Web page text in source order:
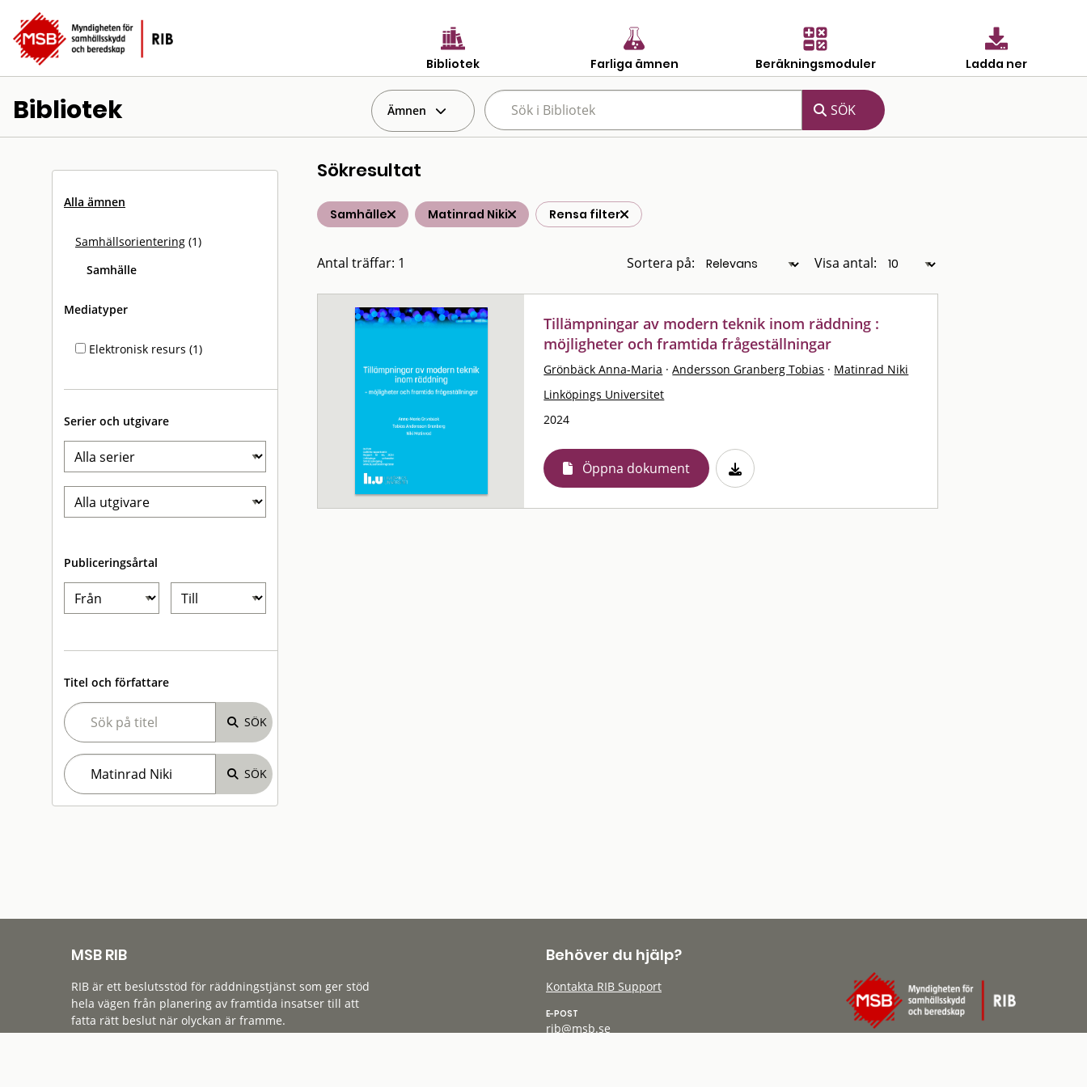
Bibliotek Farliga ämnen Beräkningsmoduler Ladda ner
Bibliotek Ämnen
Alla ämnen
Samhällsorientering (1)
Samhälle
Mediatyper
Elektronisk resurs (1)
Serier och utgivare
Publiceringsårtal
Titel och författare
Sökresultat
Samhälle Matinrad Niki Rensa filter
Antal träffar: 1 Sortera på: Visa antal:
Tillämpningar av modern teknik inom räddning :
möjligheter och framtida frågeställningar
Grönbäck Anna-Maria · Andersson Granberg Tobias · Matinrad Niki
Linköpings Universitet
2024
Öppna dokument
MSB RIB
RIB är ett beslutsstöd för räddningstjänst som ger stöd
hela vägen från planering av framtida insatser till att
fatta rätt beslut när olyckan är framme.
Behöver du hjälp?
Kontakta RIB Support
E-POST
rib@msb.se